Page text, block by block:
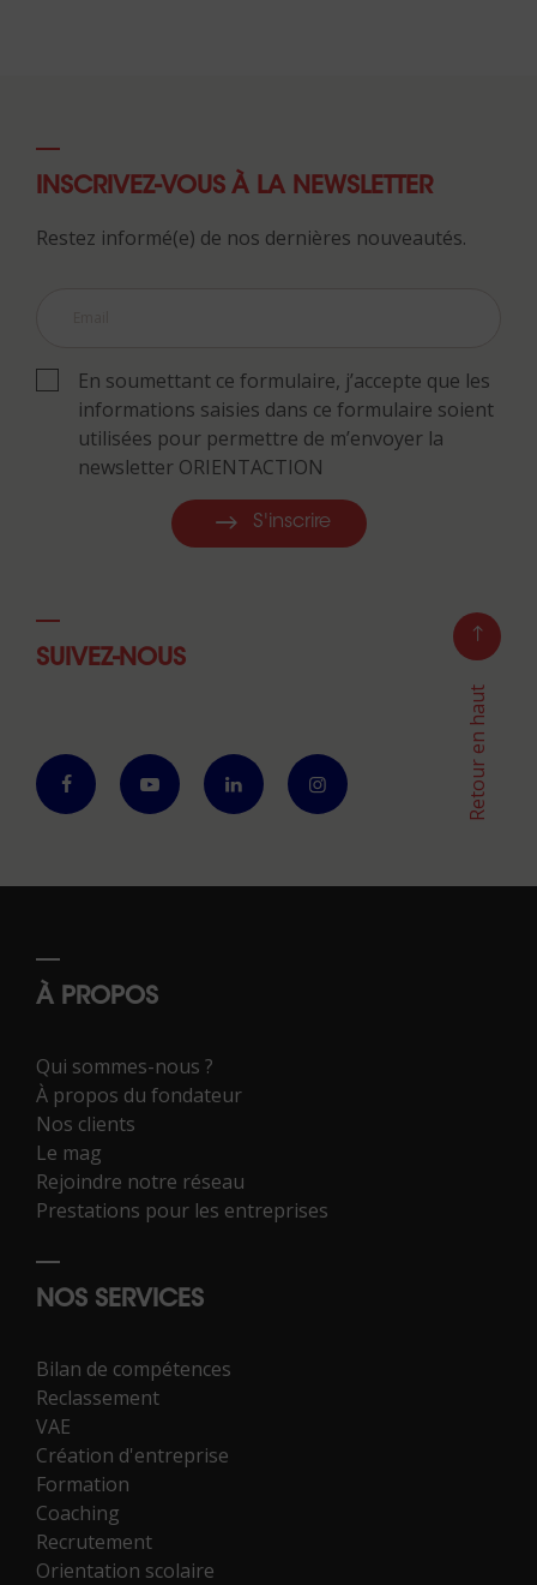
INSCRIVEZ-VOUS À LA NEWSLETTER
Restez informé(e) de nos dernières nouveautés.
En soumettant ce formulaire, j’accepte que les
informations saisies dans ce formulaire soient
utilisées pour permettre de m’envoyer la
newsletter ORIENTACTION
S'inscrire
SUIVEZ-NOUS
Retour en haut
À PROPOS
Qui sommes-nous ?
À propos du fondateur
Nos clients
Le mag
Rejoindre notre réseau
Prestations pour les entreprises
NOS SERVICES
Bilan de compétences
Reclassement
VAE
Création d'entreprise
Formation
Coaching
Recrutement
Orientation scolaire